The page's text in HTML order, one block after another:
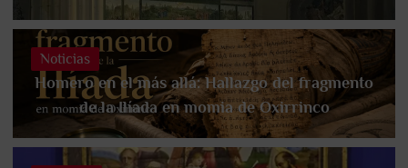
Noticias
Homero en el más allá: Hallazgo del fragmento
de la Ilíada en momia de Oxirrinco